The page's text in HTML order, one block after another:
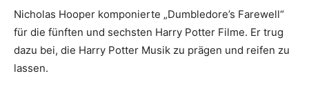
Nicholas Hooper komponierte „Dumbledore’s Farewell“
für die fünften und sechsten Harry Potter Filme. Er trug
dazu bei, die Harry Potter Musik zu prägen und reifen zu
lassen.